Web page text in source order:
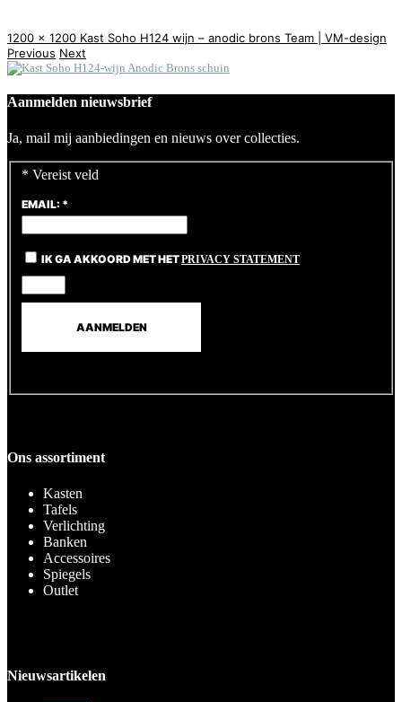
1200 x 1200 Kast Soho H124 wijn – anodic brons Team | VM-design
Previous Next
Aanmelden nieuwsbrief
Ja, mail mij aanbiedingen en nieuws over collecties.
* Vereist veld
EMAIL: *
IK GA AKKOORD MET HETPRIVACY STATEMENT
Ons assortiment
Kasten
Tafels
Verlichting
Banken
Accessoires
Spiegels
Outlet
Nieuwsartikelen